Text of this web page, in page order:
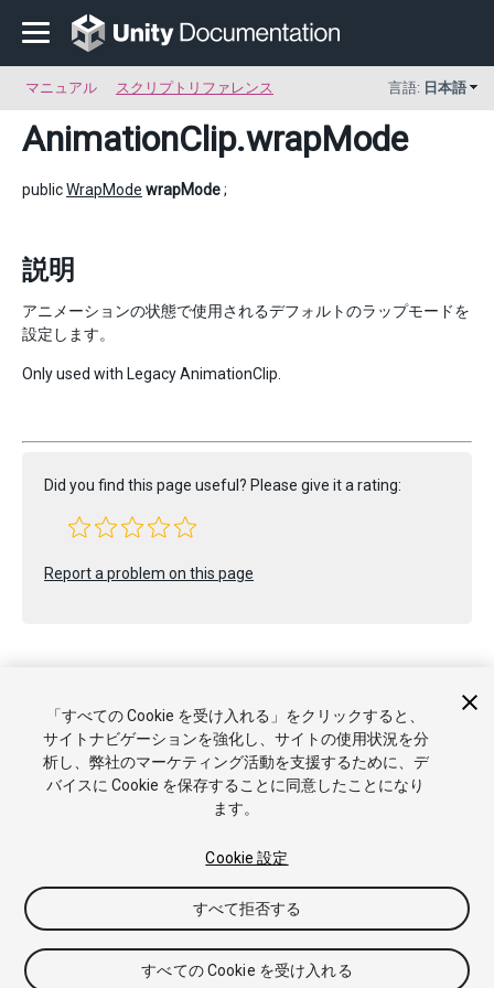
マニュアル スクリプトリファレンス 言語: 日本語
AnimationClip.wrapMode
publicWrapMode wrapMode;
説明
アニメーションの状態で使用されるデフォルトのラップモードを
設定します。
Only used with Legacy AnimationClip.
Did you find this page useful? Please give it a rating:
Report a problem on this page
Copyright © 2021 Unity Technologies. Publication 2020.3
チュートリアル
Answers ナレッジベース フォーラム
ットストア
商標と利用規約 法律関連
プライバシーポリシー
私の個人情報を販売または共有しない
「すべての Cookie を受け入れる」をクリックすると、
サイトナビゲーションを強化し、サイトの使用状況を分
析し、弊社のマーケティング活動を支援するために、デ
バイスに Cookie を保存することに同意したことになり
ます。
Cookie 設定
すべて拒否する
すべての Cookie を受け入れる